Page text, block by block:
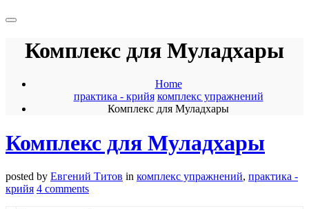
Комплекс для Муладхары
Home
практика - крийя комплекс упражнений
Комплекс для Муладхары
Комплекс для Муладхары
posted by Евгений Титов in комплекс упражнений, практика -
крийя 4 comments